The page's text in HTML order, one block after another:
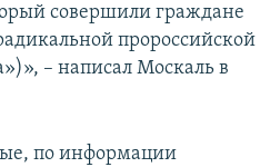
совершили граждане
пророссийской
– написал Москаль в
по информации